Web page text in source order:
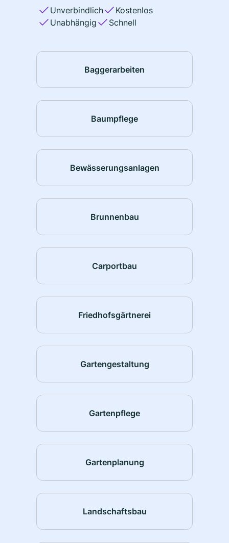
Unverbindlich
Kostenlos
Unabhängig
Schnell
Baggerarbeiten
Baumpflege
Bewässerungsanlagen
Brunnenbau
Carportbau
Friedhofsgärtnerei
Gartengestaltung
Gartenpflege
Gartenplanung
Landschaftsbau